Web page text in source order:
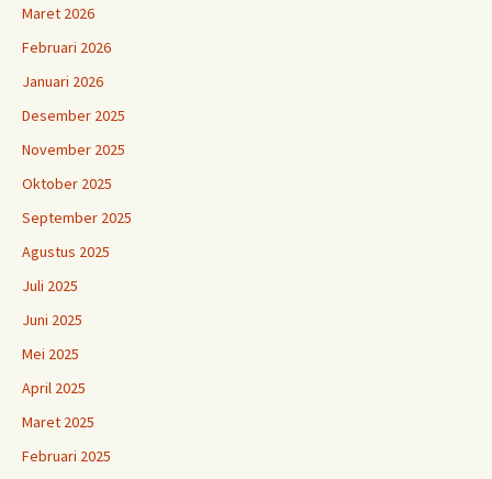
Maret 2026
Februari 2026
Januari 2026
Desember 2025
November 2025
Oktober 2025
September 2025
Agustus 2025
Juli 2025
Juni 2025
Mei 2025
April 2025
Maret 2025
Februari 2025